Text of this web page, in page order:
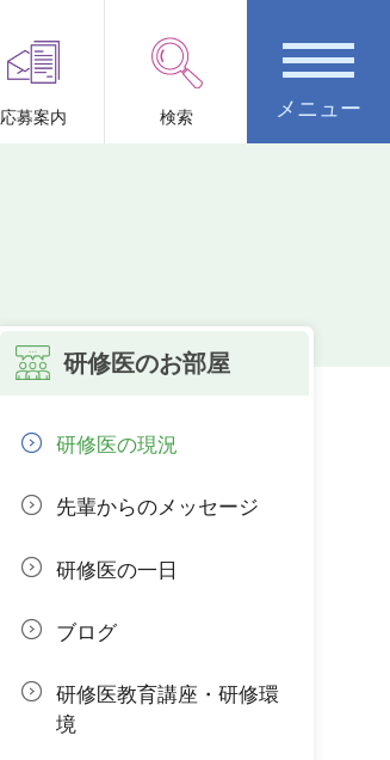
応募案内 検索
研修医のお部屋
研修医の現況
先輩からのメッセージ
研修医の一日
ブログ
研修医教育講座・研修環
境